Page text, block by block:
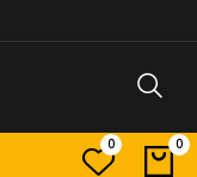
0 0